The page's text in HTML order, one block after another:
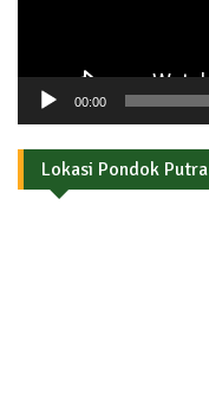
00:00
Lokasi Pondok Putra